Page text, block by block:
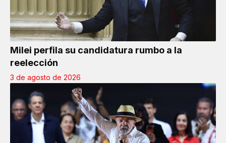
Milei perfila su candidatura rumbo a la
reelección
3 de agosto de 2026